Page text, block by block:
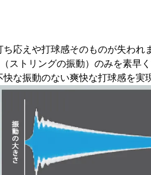
応えや打球感そのものが失われ
ストリングの振動）のみを素早
な振動のない爽快な打球感を実